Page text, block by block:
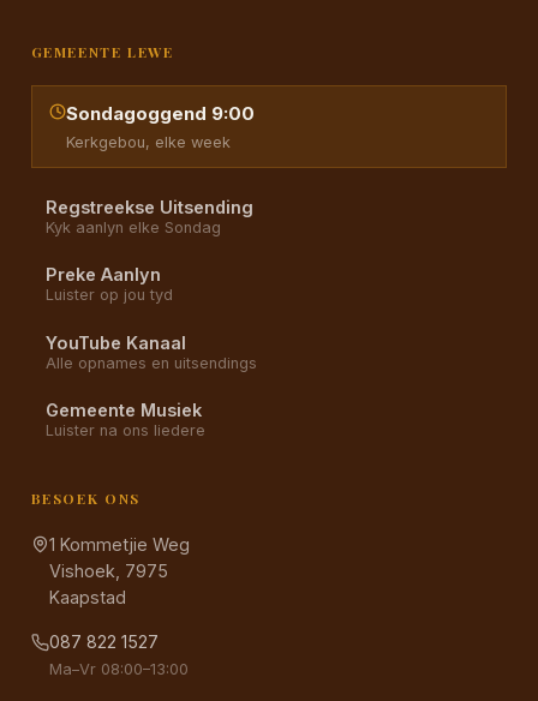
GEMEENTE LEWE
Sondagoggend 9:00
Kerkgebou, elke week
Regstreekse Uitsending
Kyk aanlyn elke Sondag
Preke Aanlyn
Luister op jou tyd
YouTube Kanaal
Alle opnames en uitsendings
Gemeente Musiek
Luister na ons liedere
BESOEK ONS
1 Kommetjie Weg
Vishoek, 7975
Kaapstad
087 822 1527
Ma–Vr 08:00–13:00